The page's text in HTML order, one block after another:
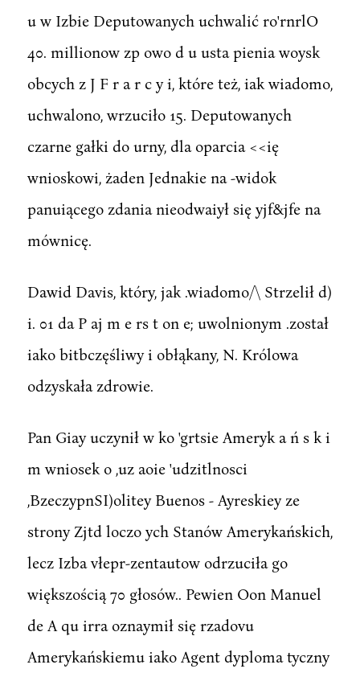
u w Izbie Deputowanych uchwalić ro'rnrlO
40. millionow zp owo d u usta pienia woysk
obcych z J F r a r c y i, które też, iak wiadomo,
uchwalono, wrzuciło 15. Deputowanych
czarne gałki do urny, dla oparcia <<ię
wnioskowi, żaden Jednakie na -widok
panuiącego zdania nieodwaiył się yjf&jfe na
mównicę.
Dawid Davis, który, jak .wiadomo/\ Strzelił d)
i. 01 da P aj m e rs t on e; uwolnionym .został
iako bitbczęśliwy i obłąkany, N. Królowa
odzyskała zdrowie.
Pan Giay uczynił w ko 'grtsie Ameryk a ń s k i
m wniosek o ,uz aoie 'udzitlnosci
,BzeczypnSI)olitey Buenos - Ayreskiey ze
strony Zjtd loczo ych Stanów Amerykańskich,
lecz Izba vłepr-zentautow odrzuciła go
większością 70 głosów.. Pewien Oon Manuel
de A qu irra oznaymił się rzadovu
Amerykańskiemu iako Agent dyploma tyczny